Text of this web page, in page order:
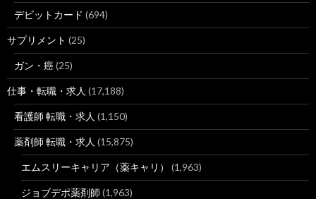
デビットカード (694)
サプリメント (25)
ガン・癌(25)
仕事・転職・求人 (17,188)
看護師 転職・求人 (1,150)
薬剤師 転職・求人 (15,875)
エムスリーキャリア（薬キャリ） (1,963)
ジョブデポ薬剤師 (1,963)